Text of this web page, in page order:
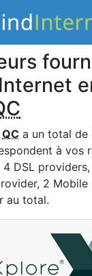
QC a un total de
à vos
DSL
2
au total.